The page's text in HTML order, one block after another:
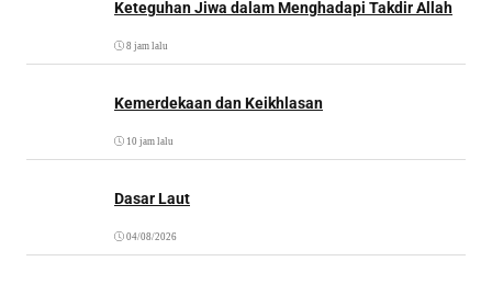
Keteguhan Jiwa dalam Menghadapi Takdir Allah
8 jam lalu
Kemerdekaan dan Keikhlasan
10 jam lalu
Dasar Laut
04/08/2026